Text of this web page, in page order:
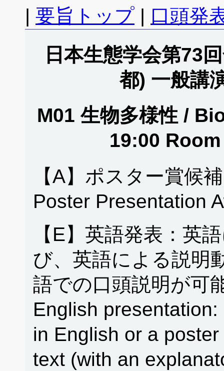
| 要旨トップ | 口頭発
日本生態学会第73
都) 一般講
M01 生物多様性 /
19:00
【A】ポスター賞候
Poster Presentation
【E】英語発表：英
び、英語による説明
語での口頭説明が可
English
in English or a
text (with an